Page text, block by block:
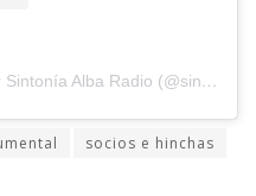
Una publicación compartida por Sintonía Alba Radio (@sintoniaalbaradio)
socios e hinchas